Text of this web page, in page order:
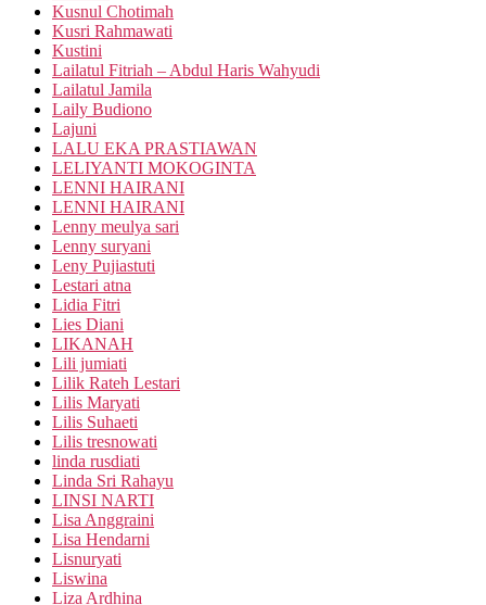
Kusnul Chotimah
Kusri Rahmawati
Kustini
Lailatul Fitriah – Abdul Haris Wahyudi
Lailatul Jamila
Laily Budiono
Lajuni
LALU EKA PRASTIAWAN
LELIYANTI MOKOGINTA
LENNI HAIRANI
LENNI HAIRANI
Lenny meulya sari
Lenny suryani
Leny Pujiastuti
Lestari atna
Lidia Fitri
Lies Diani
LIKANAH
Lili jumiati
Lilik Rateh Lestari
Lilis Maryati
Lilis Suhaeti
Lilis tresnowati
linda rusdiati
Linda Sri Rahayu
LINSI NARTI
Lisa Anggraini
Lisa Hendarni
Lisnuryati
Liswina
Liza Ardhina